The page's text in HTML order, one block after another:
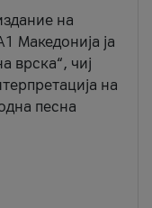
на
Македонија ја
врска“, чиј
на
песна